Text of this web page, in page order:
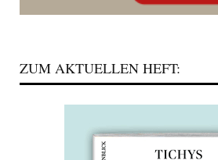
ZUM AKTUELLEN HEFT: